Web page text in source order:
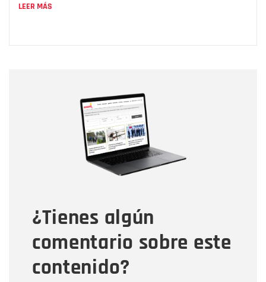
LEER MÁS
¿Tienes algún
comentario sobre este
contenido?
Correo electrónico
Tipo de comentario
Mensaje